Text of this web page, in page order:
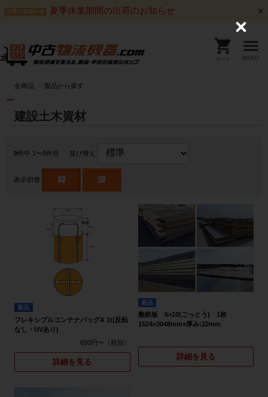
出荷のお知らせ 夏季休業期間の出荷のお知らせ
カート MENU
全商品 製品から探す
建設土木資材
9件中 1〜9件目 並び替え
表示切替
新品
フレキシブルコンテナバッグA 1t(反転
なし・UVあり)
650円〜
詳細を見る
新品
敷鉄板 5×10(ごっとう) 1枚
1524×3048mm×厚み:22mm
詳細を見る
C
o
s